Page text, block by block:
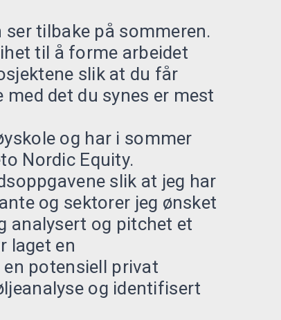
tilbake på sommeren.
til å forme arbeidet
slik at du får
det du synes er mest
og har i sommer
Nordic Equity.
slik at jeg har
og sektorer jeg ønsket
analysert og pitchet et
laget en
potensiell privat
og identifisert